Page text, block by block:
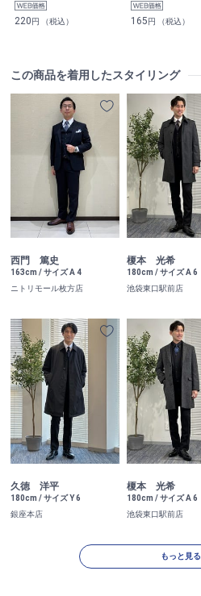
220円 （税込） 165円 （税込）
この商品を着用したスタイリング
西門 篤史
163cm / サイズ A 4
ニトリモール枚方店
榎本 光希
180cm / サイズ A 6
池袋東口駅前店
久徳 洋平
180cm / サイズ Y 6
銀座本店
榎本 光希
180cm / サイズ A 6
池袋東口駅前店
もっと見る